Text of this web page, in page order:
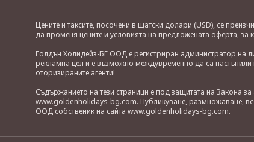
Цените и таксите, посочени в щатски долари (USD), се
да променя цените и условията на предложената оферта, за
Голдън Холидейз-БГ ООД е регистриран администратор на
рекламна цел и е възможно междувременно да са
оторизираните агенти!
Съдържанието на тези страници е под защитата на Закона
www.goldenholidays-bg.com. Публикуване, размножаване,
ООД собственик на сайта www.goldenholidays-bg.com.